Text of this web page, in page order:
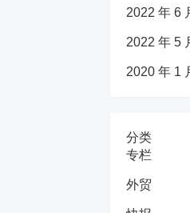
2022 年 6
2022 年 5
2020 年 1
分类
专栏
外贸